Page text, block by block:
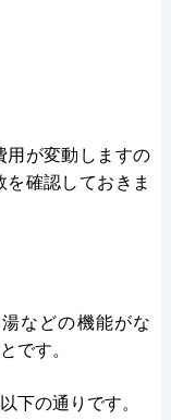
用が変動しますの
確認しておきま
などの機能がな
です。
下の通りです。